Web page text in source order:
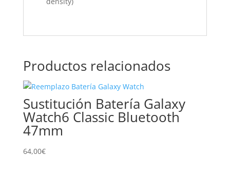
Productos relacionados
Sustitución Batería Galaxy
Watch6 Classic Bluetooth
47mm
64,00€